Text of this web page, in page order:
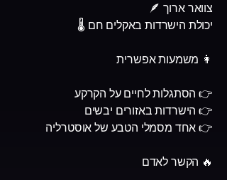
צוואר ארוך 🪶
יכולת הישרדות באקלים חם 🌡️
👩 משמעות אפשרית
👉 הסתגלות לחיים על הקרקע
👉 הישרדות באזורים יבשים
👉 אחד מסמלי הטבע של אוסטרליה
🔥 הקשר לאדם